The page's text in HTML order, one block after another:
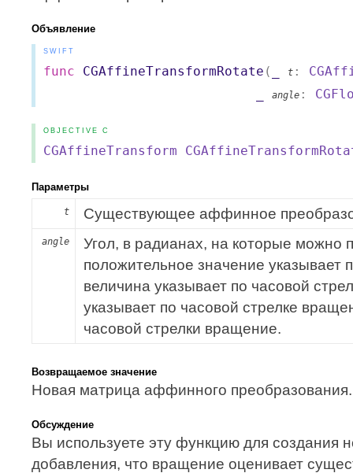
Объявление
SWIFT
func CGAffineTransformRotate ( t :
angle :
OBJECTIVE C
CGAffineTransform
Параметры
t Существующее аффинное
angle
Угол, в радианах, на которые
положительное значение указывает
величина указывает по часовой
указывает по часовой стрелке
часовой стрелки вращение.
Возвращаемое значение
Новая матрица аффинного преобразования.
Обсуждение
Вы используете эту функцию для
добавления, что вращение оценивает